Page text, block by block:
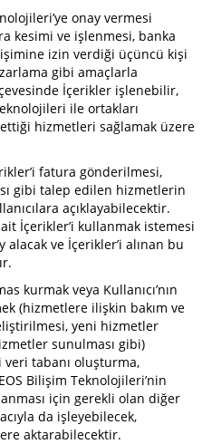
onay vermesi
kesimi ve işlenmesi, banka
izin verdiği üçüncü kişi
gibi amaçlarla
İçerikler işlenebilir,
ile ortakları
ettiği hizmetleri sağlamak üzere
fatura gönderilmesi,
gibi talep edilen hizmetlerin
açıklayabilecektir.
ait İçerikler’i kullanmak istemesi
ve İçerikler’i alınan bu
kurmak veya Kullanıcı’nın
(hizmetlere ilişkin bakım ve
yeni hizmetler
sunulması gibi)
veri tabanı oluşturma,
Bilişim Teknolojileri’nin
için gerekli olan diğer
da işleyebilecek,
aktarabilecektir.